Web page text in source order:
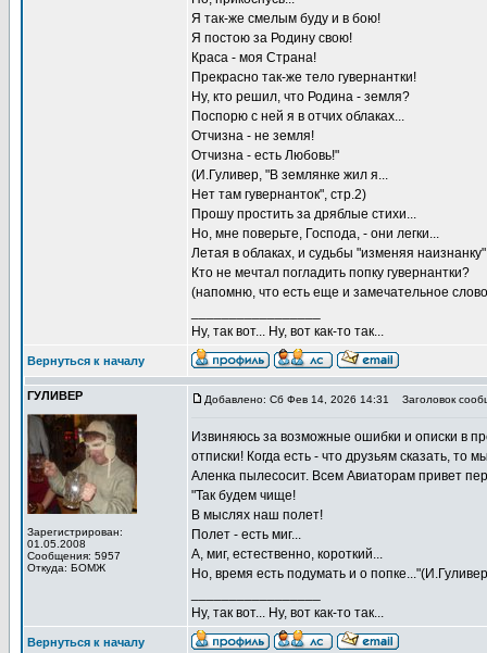
Я так-же смелым буду и в бою!
Я постою за Родину свою!
Краса - моя Страна!
Прекрасно так-же тело гувернантки!
Ну, кто решил, что Родина - земля?
Поспорю с ней я в отчих облаках...
Отчизна - не земля!
Отчизна - есть Любовь!"
(И.Гуливер, "В землянке жил я...
Нет там гувернанток", стр.2)
Прошу простить за дряблые стихи...
Но, мне поверьте, Господа, - они легки...
Летая в облаках, и судьбы "изменяя
Кто не мечтал погладить попку гувернантки?
(напомню, что есть еще и замечательное
Ну, так вот... Ну, вот как-то так...
Вернуться к началу
ГУЛИВЕР
Зарегистрирован:
01.05.2008
Сообщения: 5957
Откуда: БОМЖ
Добавлено: Сб Фев 14, 2026 14:31 Заголовок
Извиняюсь за возможные ошибки и описки в
отписки! Когда есть - что друзьям сказать, то
Аленка пылесосит. Всем Авиаторам привет
"Так будем чище!
В мыслях наш полет!
Полет - есть миг...
А, миг, естественно, короткий...
Но, время есть подумать и о
Ну, так вот... Ну, вот как-то так...
Вернуться к началу